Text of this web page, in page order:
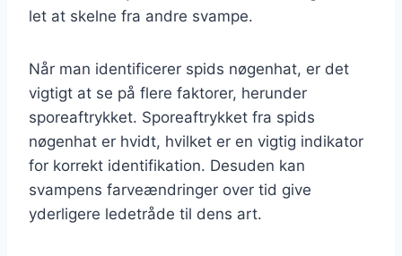
let at skelne fra andre svampe.
Når man identificerer spids nøgenhat, er det
vigtigt at se på flere faktorer, herunder
sporeaftrykket. Sporeaftrykket fra spids
nøgenhat er hvidt, hvilket er en vigtig indikator
for korrekt identifikation. Desuden kan
svampens farveændringer over tid give
yderligere ledetråde til dens art.